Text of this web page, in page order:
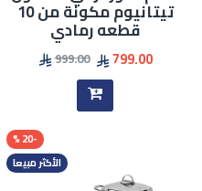
تيتانيوم مكونة من 10
قطعه رمادي
799.00
999.00
الأكثر مبيعا
-20 %